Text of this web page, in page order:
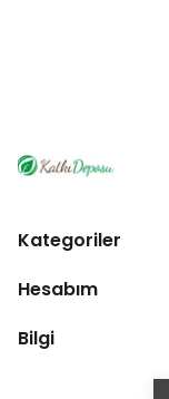
Kategoriler
Hesabım
Bilgi